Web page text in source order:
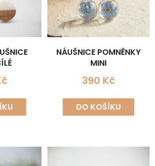
NÁUŠNICE POMNĚNKY
MINI
390 Kč
DO KOŠÍKU